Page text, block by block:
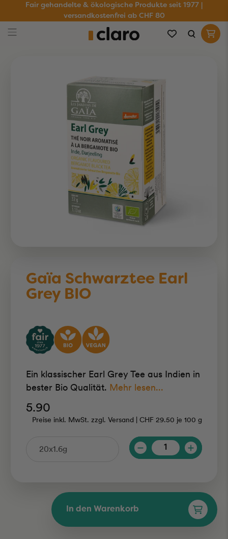
Fair gehandelte & ökologische Produkte seit 1977 |
versandkostenfrei ab CHF 80
Gaïa Schwarztee Earl
Grey BIO
Ein klassischer Earl Grey Tee aus Indien in
bester Bio Qualität. Mehr lesen...
5.90
Preise inkl. MwSt. zzgl. Versand | CHF 29.50 je 100 g
Anzahl
In den Warenkorb